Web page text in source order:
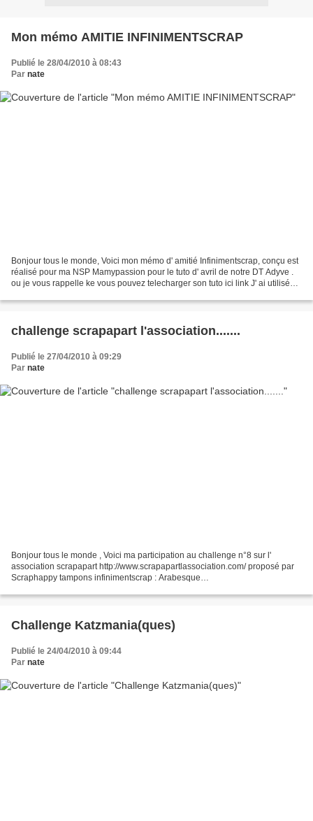
Mon mémo AMITIE INFINIMENTSCRAP
Publié le 28/04/2010 à 08:43
Par nate
Bonjour tous le monde, Voici mon mémo d' amitié Infinimentscrap, conçu est
réalisé pour ma NSP Mamypassion pour le tuto d' avril de notre DT Adyve .
ou je vous rappelle ke vous pouvez telecharger son tuto ici link J' ai utilisé
challenge scrapapart l'association.......
Publié le 27/04/2010 à 09:29
Par nate
Bonjour tous le monde , Voici ma participation au challenge n°8 sur l'
association scrapapart http://www.scrapapartlassociation.com/ proposé par
Scraphappy tampons infinimentscrap : Arabesque
Challenge Katzmania(ques)
Publié le 24/04/2010 à 09:44
Par nate